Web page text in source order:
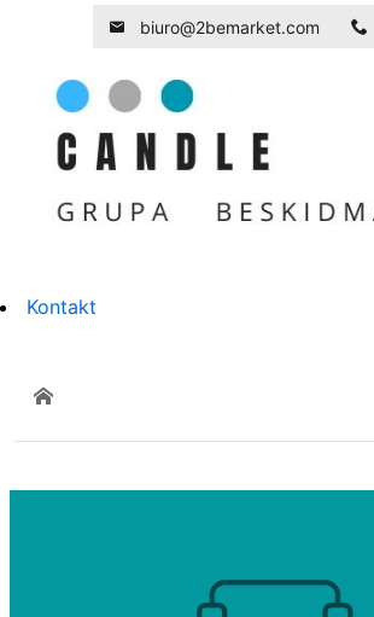
biuro@2bemarket.com
Kontakt